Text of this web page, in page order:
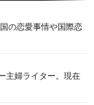
の恋愛事情や国際恋
主婦ライター。現在